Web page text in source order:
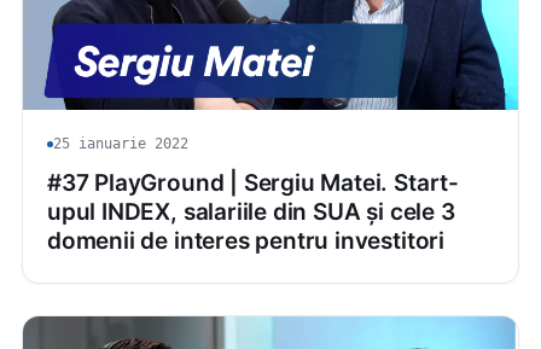
25 ianuarie 2022
#37 PlayGround | Sergiu Matei. Start-
upul INDEX, salariile din SUA și cele 3
domenii de interes pentru investitori